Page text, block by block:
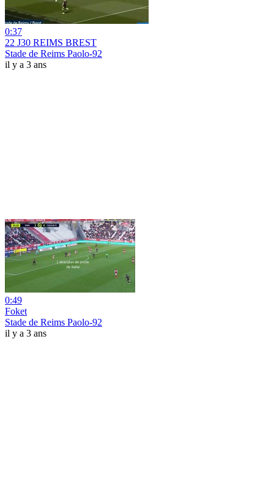
0:37
22 J30 REIMS BREST
Stade de Reims Paolo-92
il y a 3 ans
0:49
Foket
Stade de Reims Paolo-92
il y a 3 ans